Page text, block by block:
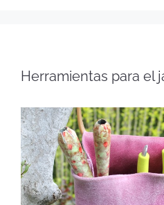
Herramientas para el